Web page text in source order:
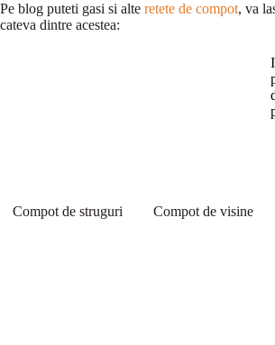
Pe blog puteti gasi si alte retete de compot, va
cateva dintre acestea:
Compot de struguri Compot de visine